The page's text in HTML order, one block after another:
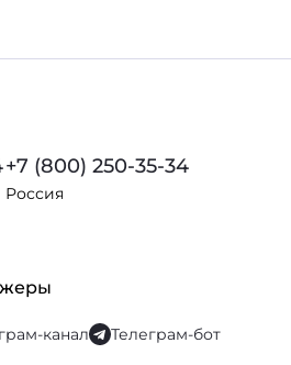
+7 (800) 250-35-34
Россия
канал Телеграм-бот